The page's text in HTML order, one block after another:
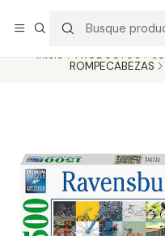
Inicio PRODUCTOS
ROMPECABEZAS